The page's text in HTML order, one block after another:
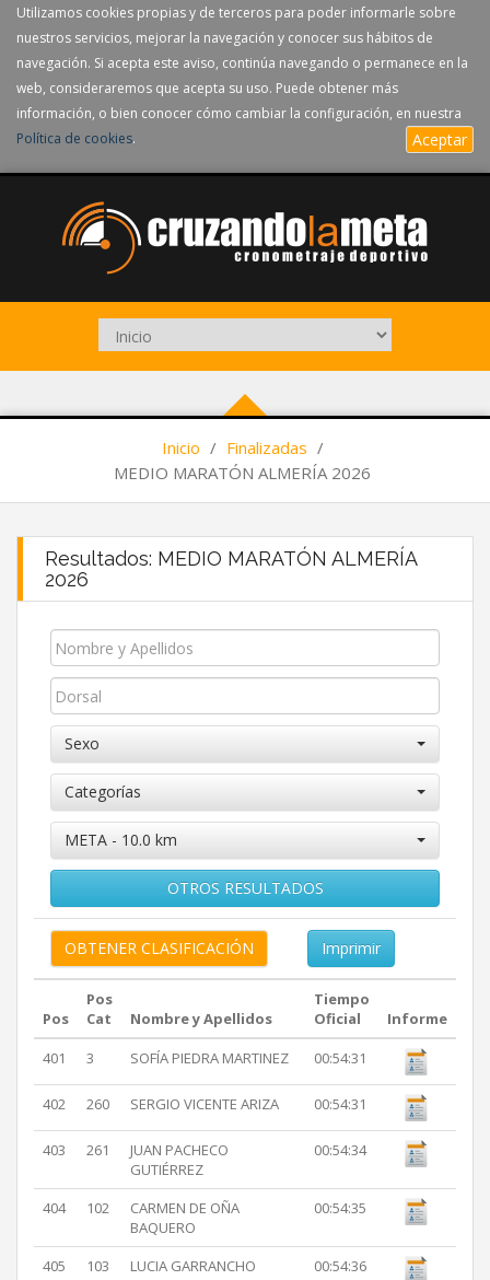
Utilizamos cookies propias y de terceros para poder informarle sobre
nuestros servicios, mejorar la navegación y conocer sus hábitos de
navegación. Si acepta este aviso, continúa navegando o permanece en la
web, consideraremos que acepta su uso. Puede obtener más
información, o bien conocer cómo cambiar la configuración, en nuestra
Política de cookies. Aceptar
Inicio / Finalizadas /
MEDIO MARATÓN ALMERÍA 2026
Resultados: MEDIO MARATÓN ALMERÍA
2026
Sexo
Categorías
META - 10.0 km
OTROS RESULTADOS
Imprimir
Pos
Pos
Cat
Nombre y Apellidos
Tiempo
Oficial
Informe
401
3 SOFÍA PIEDRA MARTINEZ 00:54:31
402 260 SERGIO VICENTE ARIZA 00:54:31
403 261
JUAN PACHECO
GUTIÉRREZ
00:54:34
404 102
CARMEN DE OÑA
BAQUERO
00:54:35
405 103
LUCIA GARRANCHO
00:54:36